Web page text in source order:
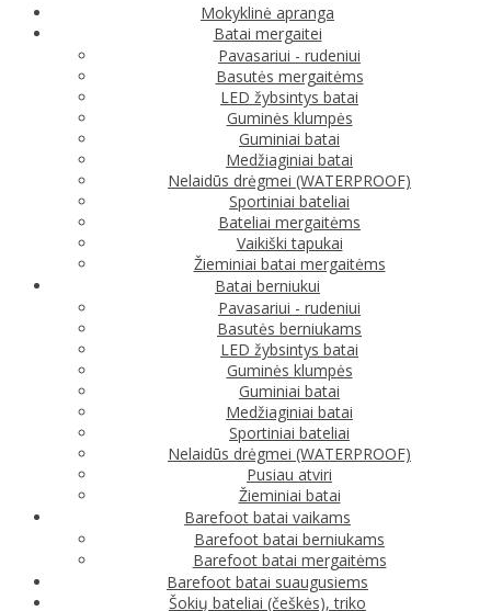
Mokyklinė apranga
Batai mergaitei
Pavasariui - rudeniui
Basutės mergaitėms
LED žybsintys batai
Guminės klumpės
Guminiai batai
Medžiaginiai batai
Nelaidūs drėgmei (WATERPROOF)
Sportiniai bateliai
Bateliai mergaitėms
Vaikiški tapukai
Žieminiai batai mergaitėms
Batai berniukui
Pavasariui - rudeniui
Basutės berniukams
LED žybsintys batai
Guminės klumpės
Guminiai batai
Medžiaginiai batai
Sportiniai bateliai
Nelaidūs drėgmei (WATERPROOF)
Pusiau atviri
Žieminiai batai
Barefoot batai vaikams
Barefoot batai berniukams
Barefoot batai mergaitėms
Barefoot batai suaugusiems
Šokių bateliai (češkės), triko